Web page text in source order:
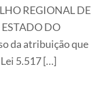
REGIONAL DE
DO
da atribuição que
5.517 […]